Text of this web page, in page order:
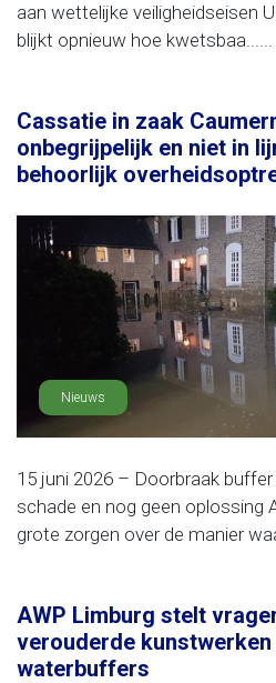
aan wettelijke veiligheidseisen
blijkt opnieuw hoe kwetsbaa......
Cassatie in zaak
onbegrijpelijk en niet in
behoorlijk
Nieuws
15 juni 2026 – Doorbraak
schade en nog geen oplossing
grote zorgen over de manier
AWP Limburg stelt
verouderde kunstwerken
waterbuffers